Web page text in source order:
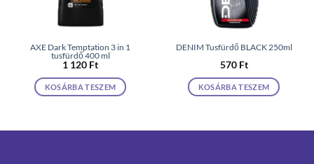
AXE Dark Temptation 3 in 1
tusfürdő 400 ml
1 120 Ft
KOSÁRBA TESZEM
DENIM Tusfürdő BLACK 250ml
570 Ft
KOSÁRBA TESZEM